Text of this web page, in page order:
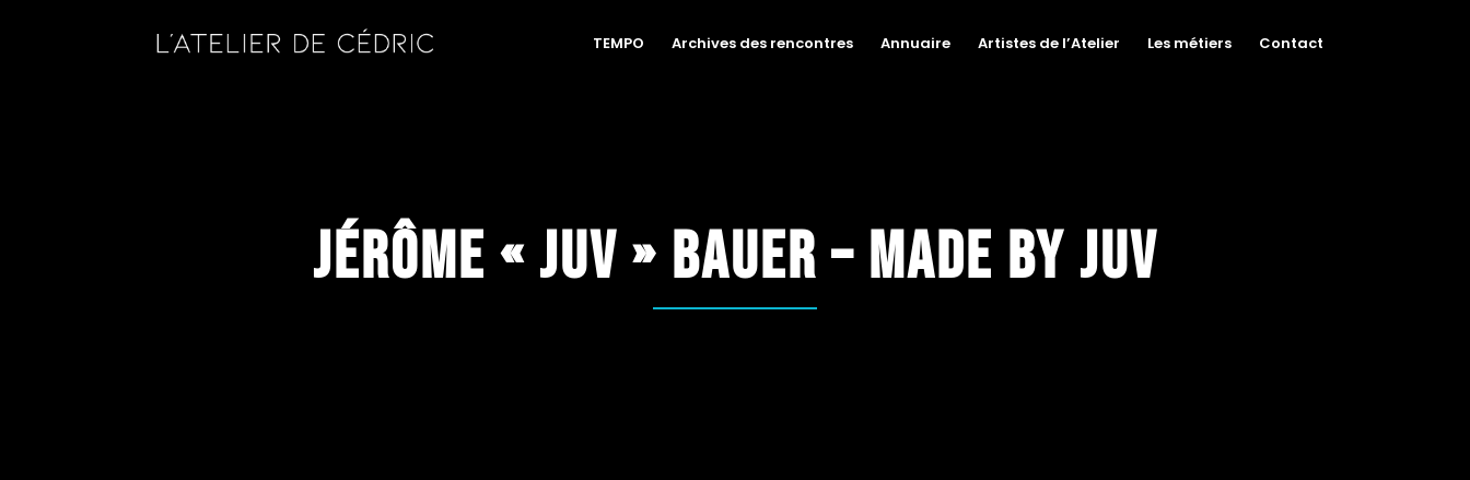
TEMPO Archives des rencontres Annuaire Artistes de l’Atelier Les métiers Contact
Jérôme « Juv » Bauer – Made By Juv